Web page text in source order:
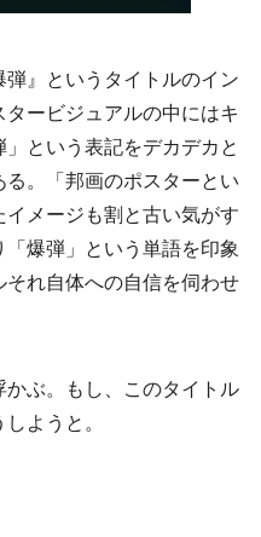
』というタイトルのイン
ービジュアルの中にはキ
という表記をデカデカと
。「邦画のポスターとい
メージも割と古い気がす
爆弾」という単語を印象
れ自体への自信を伺わせ
ぶ。もし、このタイトル
ようと。